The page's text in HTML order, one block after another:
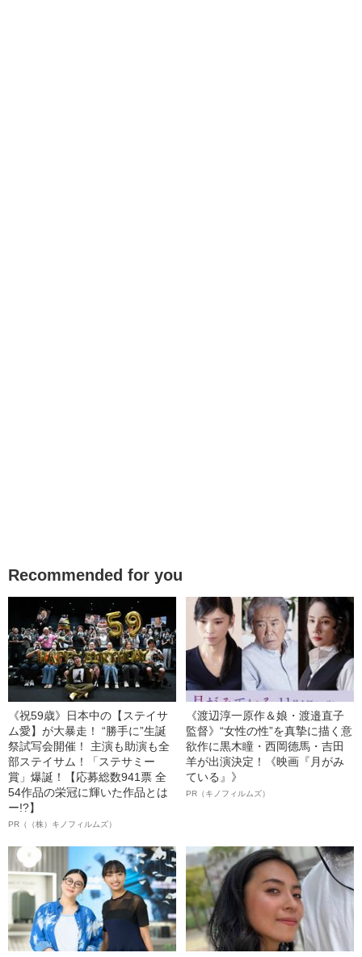
Recommended for you
《祝59歳》日本中の【ステイサ
ム愛】が大暴走！ “勝手に”生誕
祭試写会開催！ 主演も助演も全
部ステイサム！「ステサミー
賞」爆誕！【応募総数941票 全
54作品の栄冠に輝いた作品とは
ー!?】
PR（（株）キノフィルムズ）
《渡辺淳一原作＆娘・渡邉直子
監督》“女性の性”を真摯に描く意
欲作に黒木瞳・西岡德馬・吉田
羊が出演決定！《映画『月がみ
ている』》
PR（キノフィルムズ）